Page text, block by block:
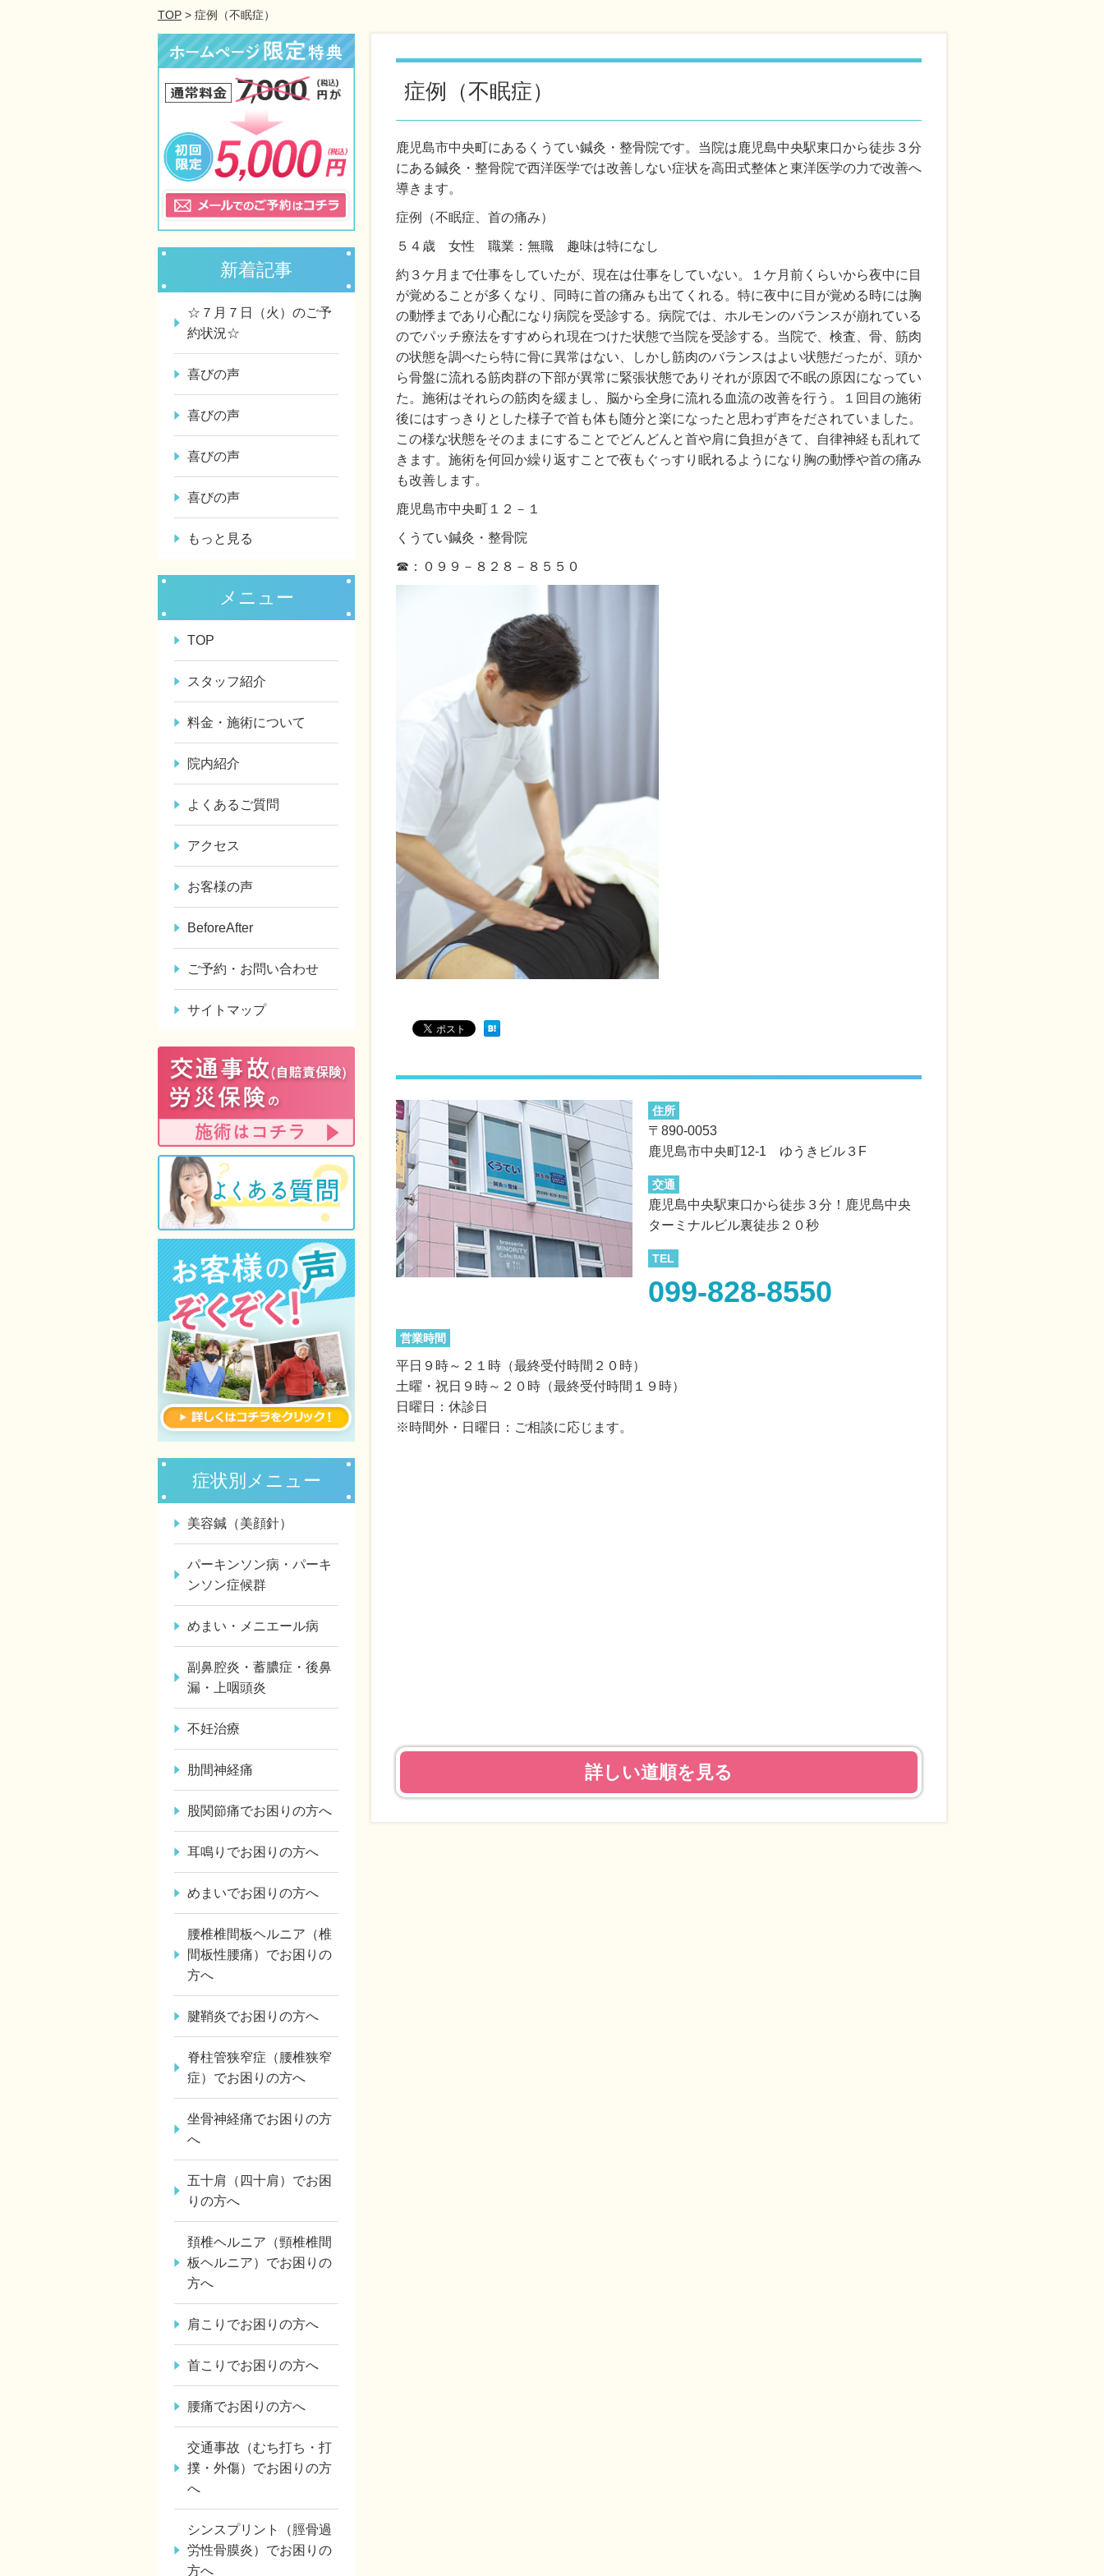
TOP > 症例（不眠症）
症例（不眠症）
鹿児島市中央町にあるくうてい鍼灸・整骨院です。当院は鹿児島中央駅東口から徒歩３分
にある鍼灸・整骨院で西洋医学では改善しない症状を高田式整体と東洋医学の力で改善へ
導きます。
症例（不眠症、首の痛み）
５４歳 女性 職業：無職 趣味は特になし
約３ケ月まで仕事をしていたが、現在は仕事をしていない。１ケ月前くらいから夜中に目
が覚めることが多くなり、同時に首の痛みも出てくれる。特に夜中に目が覚める時には胸
の動悸まであり心配になり病院を受診する。病院では、ホルモンのバランスが崩れている
のでパッチ療法をすすめられ現在つけた状態で当院を受診する。当院で、検査、骨、筋肉
の状態を調べたら特に骨に異常はない、しかし筋肉のバランスはよい状態だったが、頭か
ら骨盤に流れる筋肉群の下部が異常に緊張状態でありそれが原因で不眠の原因になってい
た。施術はそれらの筋肉を緩まし、脳から全身に流れる血流の改善を行う。１回目の施術
後にはすっきりとした様子で首も体も随分と楽になったと思わず声をだされていました。
この様な状態をそのままにすることでどんどんと首や肩に負担がきて、自律神経も乱れて
きます。施術を何回か繰り返すことで夜もぐっすり眠れるようになり胸の動悸や首の痛み
も改善します。
鹿児島市中央町１２－１
くうてい鍼灸・整骨院
☎：０９９－８２８－８５５０
住所
〒890-0053
鹿児島市中央町12-1 ゆうきビル３F
交通
鹿児島中央駅東口から徒歩３分！鹿児島中央
ターミナルビル裏徒歩２０秒
TEL
099-828-8550
営業時間
平日９時～２１時（最終受付時間２０時）
土曜・祝日９時～２０時（最終受付時間１９時）
日曜日：休診日
※時間外・日曜日：ご相談に応じます。
詳しい道順を見る
新着記事
☆７月７日（火）のご予
約状況☆
喜びの声
喜びの声
喜びの声
喜びの声
もっと見る
メニュー
TOP
スタッフ紹介
料金・施術について
院内紹介
よくあるご質問
アクセス
お客様の声
BeforeAfter
ご予約・お問い合わせ
サイトマップ
症状別メニュー
美容鍼（美顔針）
パーキンソン病・パーキ
ンソン症候群
めまい・メニエール病
副鼻腔炎・蓄膿症・後鼻
漏・上咽頭炎
不妊治療
肋間神経痛
股関節痛でお困りの方へ
耳鳴りでお困りの方へ
めまいでお困りの方へ
腰椎椎間板ヘルニア（椎
間板性腰痛）でお困りの
方へ
腱鞘炎でお困りの方へ
脊柱管狭窄症（腰椎狭窄
症）でお困りの方へ
坐骨神経痛でお困りの方
へ
五十肩（四十肩）でお困
りの方へ
頚椎ヘルニア（頸椎椎間
板ヘルニア）でお困りの
方へ
肩こりでお困りの方へ
首こりでお困りの方へ
腰痛でお困りの方へ
交通事故（むち打ち・打
撲・外傷）でお困りの方
へ
シンスプリント（脛骨過
労性骨膜炎）でお困りの
方へ